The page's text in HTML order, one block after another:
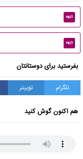
mp3
mp3
بفرستید برای دوستانتان
تلگرام توییتر
هم اکنون گوش کنید